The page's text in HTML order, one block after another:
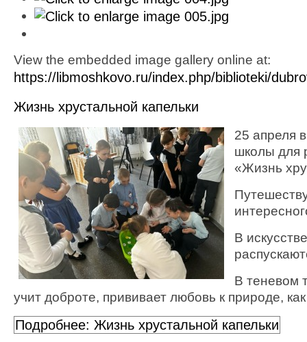
View the embedded image gallery online at:
https://libmoshkovo.ru/index.php/biblioteki/
Жизнь хрустальной капельки
25 апреля
школы для
«Жизнь
В
В теневом
учит доброте, прививает любовь к природе,
Подробнее: Жизнь хрустальной капельки